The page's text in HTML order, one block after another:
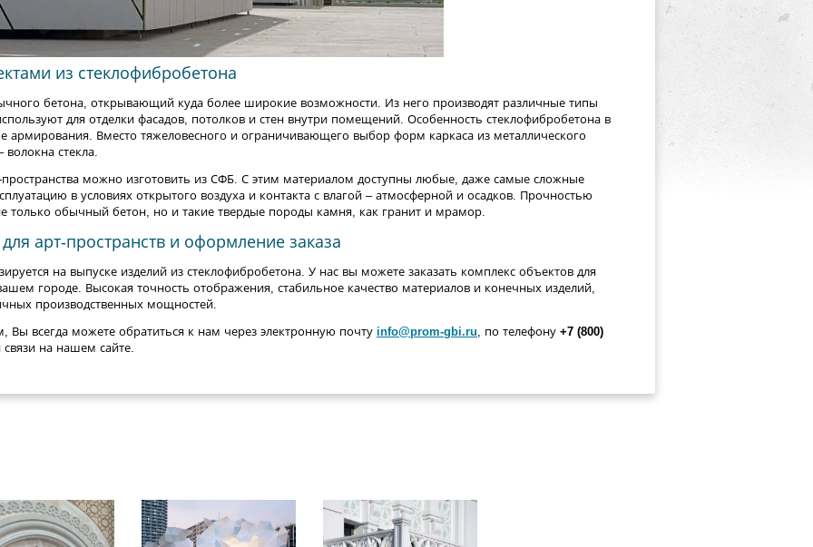
из стеклофибробетона
бетона, открывающий куда более широкие возможности. Из него производят различные типы
для отделки фасадов, потолков и стен внутри помещений. Особенность стеклофибробетона в
армирования. Вместо тяжеловесного и ограничивающего выбор форм каркаса из металлического
волокна стекла.
можно изготовить из СФБ. С этим материалом доступны любые, даже самые сложные
в условиях открытого воздуха и контакта с влагой – атмосферной и осадков. Прочностью
только обычный бетон, но и такие твердые породы камня, как гранит и мрамор.
арт-пространств и оформление заказа
на выпуске изделий из стеклофибробетона. У нас вы можете заказать комплекс объектов для
городе. Высокая точность отображения, стабильное качество материалов и конечных изделий,
производственных мощностей.
всегда можете обратиться к нам через электронную почту info@prom-gbi.ru, по телефону +7 (800)
на нашем сайте.